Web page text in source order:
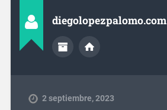
diegolopezpalomo.com
2 septiembre, 2023